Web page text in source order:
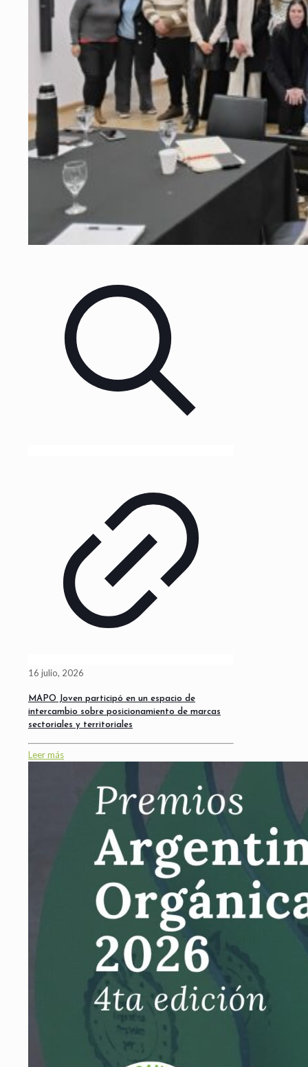
16 julio, 2026
MAPO Joven participó en un espacio de
intercambio sobre posicionamiento de marcas
sectoriales y territoriales
Leer más